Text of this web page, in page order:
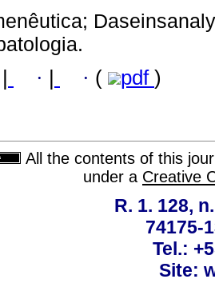
· · ( pdf )
All the contents of this
under a Creative
R. 1. 128,
74175-
Tel.:
Site: